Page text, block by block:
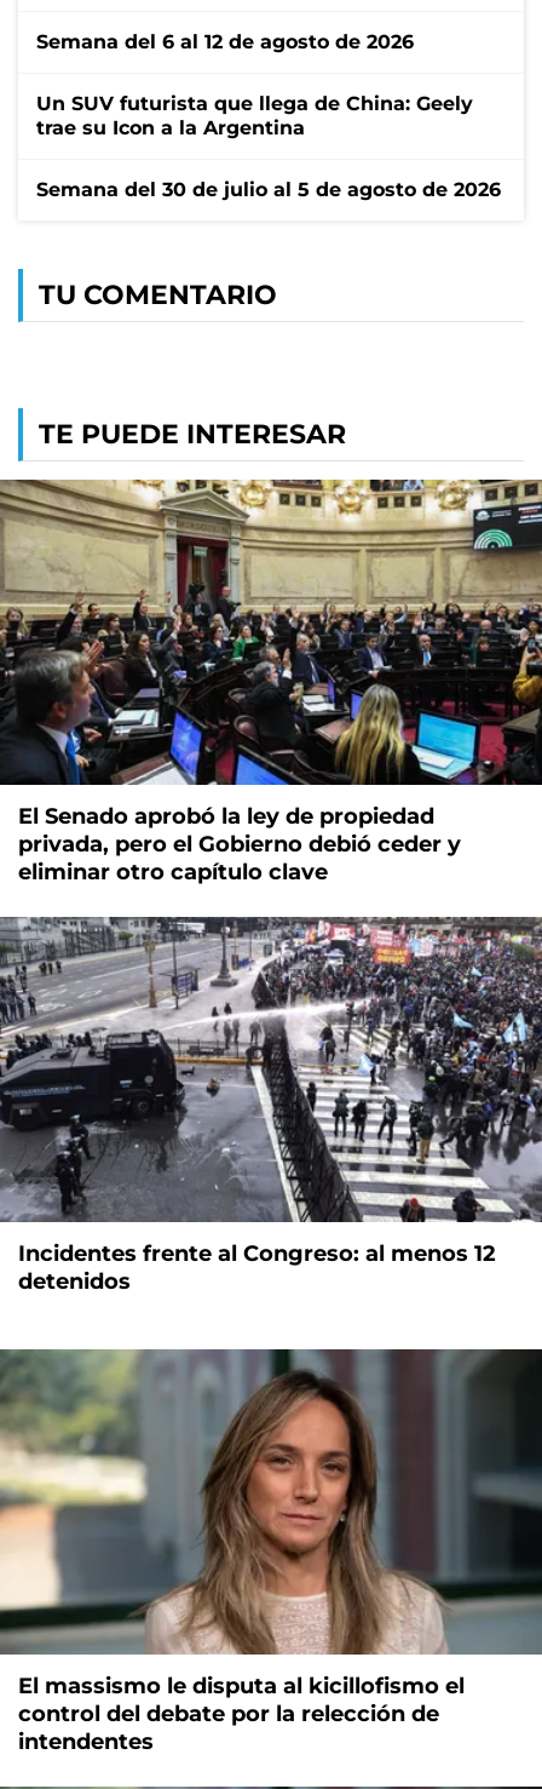
Semana del 6 al 12 de agosto de 2026
Un SUV futurista que llega de China: Geely
trae su Icon a la Argentina
Semana del 30 de julio al 5 de agosto de 2026
TU COMENTARIO
TE PUEDE INTERESAR
El Senado aprobó la ley de propiedad
privada, pero el Gobierno debió ceder y
eliminar otro capítulo clave
Incidentes frente al Congreso: al menos 12
detenidos
El massismo le disputa al kicillofismo el
control del debate por la relección de
intendentes